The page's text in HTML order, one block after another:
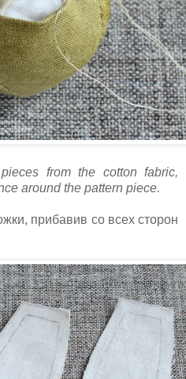
from the cotton fabric,
around the pattern piece.
прибавив со всех сторон